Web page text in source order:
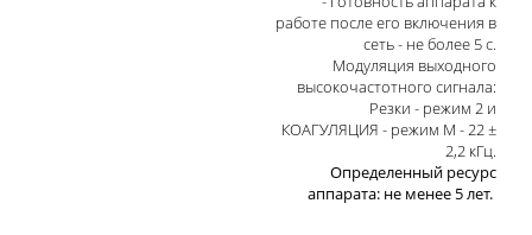
работе после его включения в
сеть - не более 5 с.
Модуляция выходного
высокочастотного сигнала:
Резки - режим 2 и
КОАГУЛЯЦИЯ - режим М - 22 ±
2,2 кГц.
Определенный ресурс
аппарата: не менее 5 лет.